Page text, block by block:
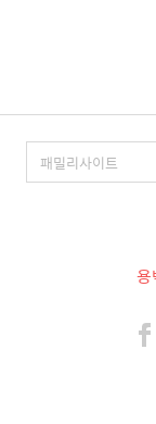
용